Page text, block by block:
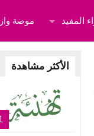
المفيد موضة
الأكثر مشاهدة